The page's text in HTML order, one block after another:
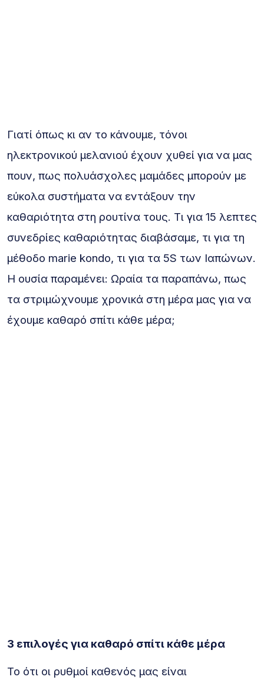
Γιατί όπως κι αν το κάνουμε, τόνοι
ηλεκτρονικού μελανιού έχουν χυθεί για να μας
πουν, πως πολυάσχολες μαμάδες μπορούν με
εύκολα συστήματα να εντάξουν την
καθαριότητα στη ρουτίνα τους. Τι για 15 λεπτες
συνεδρίες καθαριότητας διαβάσαμε, τι για τη
μέθοδο marie kondo, τι για τα 5S των Ιαπώνων.
Η ουσία παραμένει: Ωραία τα παραπάνω, πως
τα στριμώχνουμε χρονικά στη μέρα μας για να
έχουμε καθαρό σπίτι κάθε μέρα;
3 επιλογές για καθαρό σπίτι κάθε μέρα
Το ότι οι ρυθμοί καθενός μας είναι